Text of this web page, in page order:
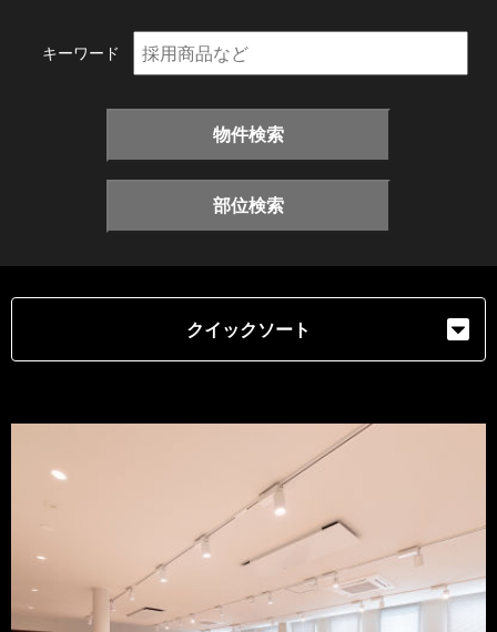
キーワード
物件検索
部位検索
クイックソート